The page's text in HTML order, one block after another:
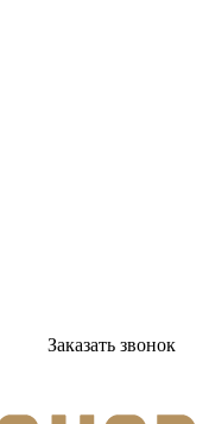
Заказать звонок